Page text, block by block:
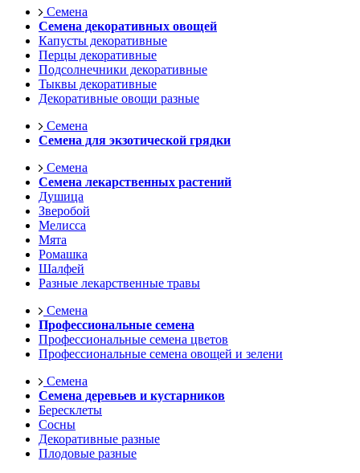
Семена
Семена декоративных овощей
Капусты декоративные
Перцы декоративные
Подсолнечники декоративные
Тыквы декоративные
Декоративные овощи разные
Семена
Семена для экзотической грядки
Семена
Семена лекарственных растений
Душица
Зверобой
Мелисса
Мята
Ромашка
Шалфей
Разные лекарственные травы
Семена
Профессиональные семена
Профессиональные семена цветов
Профессиональные семена овощей и зелени
Семена
Семена деревьев и кустарников
Бересклеты
Сосны
Декоративные разные
Плодовые разные